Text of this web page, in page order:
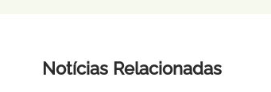
Notícias Relacionadas